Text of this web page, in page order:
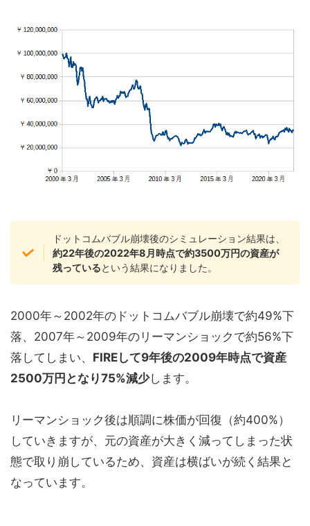
ドットコムバブル崩壊後のシミュレーション結果は、
約22年後の2022年8月時点で約3500万円の資産が
残っているという結果になりました。
2000年～2002年のドットコムバブル崩壊で約49%下
落、2007年～2009年のリーマンショックで約56%下
落してしまい、 FIREして9年後の2009年時点で資産
2500万円となり75%減少します。
リーマンショック後は順調に株価が回復（約400%）
していきますが、元の資産が大きく減ってしまった状
態で取り崩しているため、資産は横ばいが続く結果と
なっています。